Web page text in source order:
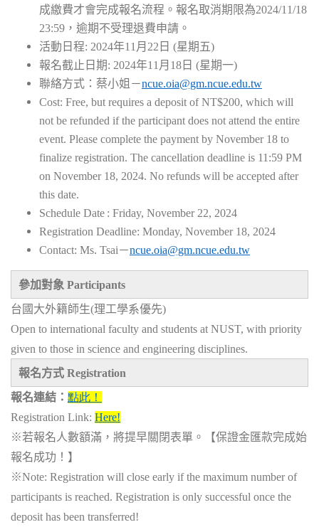
成繳費才會完成報名流程。報名取消期限為2024/11/18
23:59，逾期不受理退費申請。
活動日程: 2024年11月22日 (星期五)
報名截止日期: 2024年11月18日 (星期一)
聯絡方式：蔡小姐 －ncue.oia@gm.ncue.edu.tw
Cost: Free, but requires a deposit of NT$200, which will
not be refunded if the participant does not attend the entire
event. Please complete the payment by November 18 to
finalize registration. The cancellation deadline is 11:59 PM
on November 18, 2024. No refunds will be accepted after
this date.
Schedule Date : Friday, November 22, 2024
Registration Deadline: Monday, November 18, 2024
Contact: Ms. Tsai－ncue.oia@gm.ncue.edu.tw
參加對象 Participants
台國大外籍師生(理工學系優先)
Open to international faculty and students at NUST, with priority
given to those in science and engineering disciplines.
報名方式 Registration
報名連結： 點此！
Registration Link: Here!
※若報名人數額滿，將提早關閉表單。【保證金匯款完成始
報名成功！】
※Note: Registration will close early if the maximum number of
participants is reached. Registration is only successful once the
deposit has been transferred!